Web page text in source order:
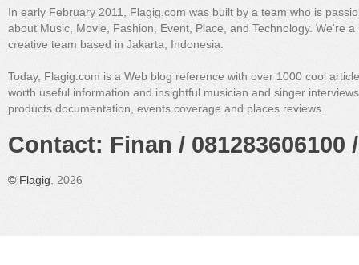
In early February 2011, Flagig.com was built by a team who is
about Music, Movie, Fashion, Event, Place, and Technology. We're a
creative team based in Jakarta, Indonesia.
Today, Flagig.com is a Web blog reference with over 1000 cool
worth useful information and insightful musician and singer
products documentation, events coverage and places reviews.
Contact: Finan /
© Flagig , 2026